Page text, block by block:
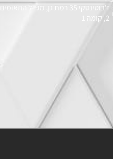
ז'בוטינסקי 35 רמת גן, מגדל התאומים
2, קומה 1